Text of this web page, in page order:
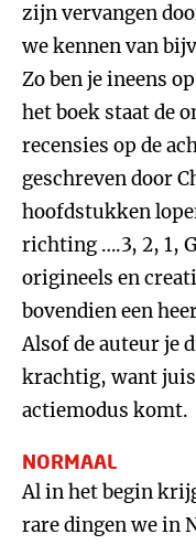
zijn vervangen
we kennen van
Zo ben je ineens
het boek staat de
recensies op de
geschreven door
hoofdstukken
richting ….3, 2, 1,
origineels en
bovendien een
Alsof de auteur je
krachtig, want
actiemodus komt.
NORMAAL
Al in het begin
rare dingen we in